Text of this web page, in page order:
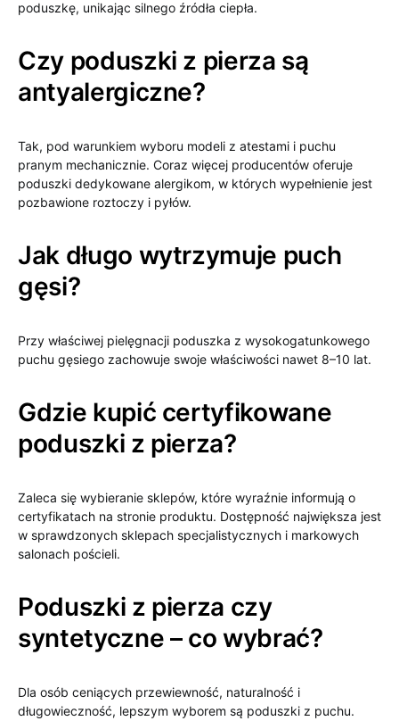
poduszkę, unikając silnego źródła ciepła.
Czy poduszki z pierza są
antyalergiczne?
Tak, pod warunkiem wyboru modeli z atestami i puchu
pranym mechanicznie. Coraz więcej producentów oferuje
poduszki dedykowane alergikom, w których wypełnienie jest
pozbawione roztoczy i pyłów.
Jak długo wytrzymuje puch
gęsi?
Przy właściwej pielęgnacji poduszka z wysokogatunkowego
puchu gęsiego zachowuje swoje właściwości nawet 8–10 lat.
Gdzie kupić certyfikowane
poduszki z pierza?
Zaleca się wybieranie sklepów, które wyraźnie informują o
certyfikatach na stronie produktu. Dostępność największa jest
w sprawdzonych sklepach specjalistycznych i markowych
salonach pościeli.
Poduszki z pierza czy
syntetyczne – co wybrać?
Dla osób ceniących przewiewność, naturalność i
długowieczność, lepszym wyborem są poduszki z puchu.